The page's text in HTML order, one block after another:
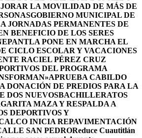
LA MOVILIDAD DE MÁS DE
GOBIERNO MUNICIPAL DE
JORNADAS PERMANENTES DE
BENEFICIO DE LOS SERES
PONE EN MARCHA EL
CICLO ESCOLAR Y VACACIONES
RACIEL PÉREZ CRUZ
DEL PROGRAMA
APRUEBA CABILDO
DONACIÓN DE PREDIOS PARA LA
DOS NUEVOSBACHILLERATOS
MAZA Y RESPALDA A
DEPORTIVOS Y
INICIA REPAVIMENTACIÓN
SAN PEDROReduce Cuautitlán